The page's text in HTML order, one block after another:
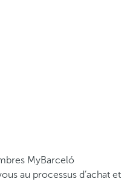
MyBarceló
au processus d’achat et